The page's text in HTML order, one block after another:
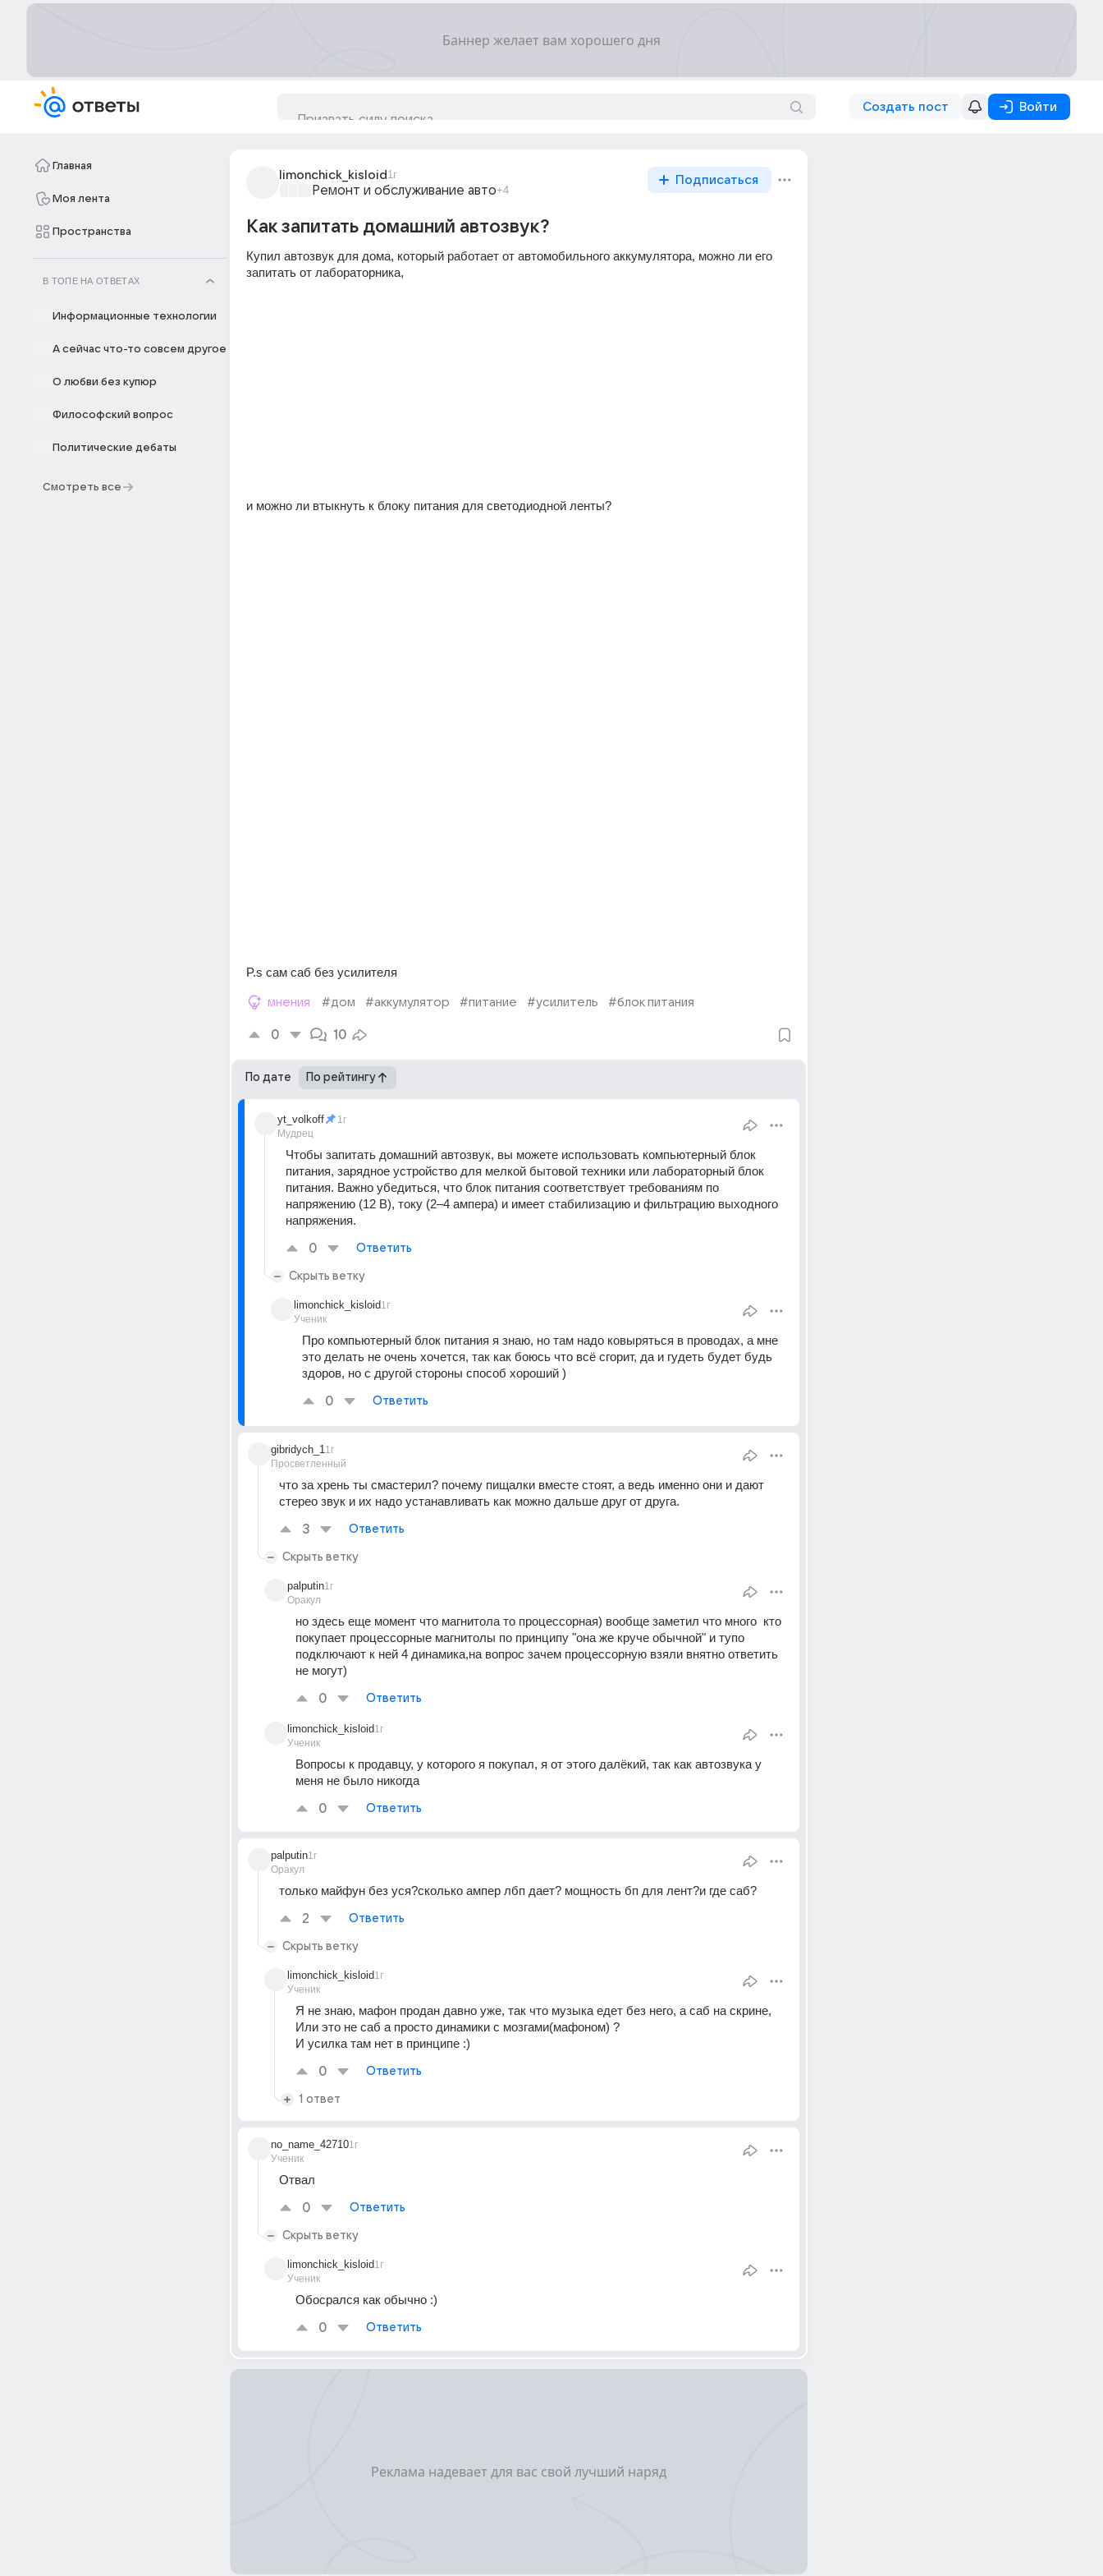
Создать пост Войти
Главная
Моя лента
Пространства
В ТОПЕ НА ОТВЕТАХ
Информационные технологии
А сейчас что-то совсем другое
О любви без купюр
Философский вопрос
Политические дебаты
Смотреть все
limonchick_kisloid 1г
Ремонт и обслуживание авто+4
Подписаться
Как запитать домашний автозвук?
Купил автозвук для дома, который работает от автомобильного аккумулятора, можно ли его
запитать от лабораторника,
и можно ли втыкнуть к блоку питания для светодиодной ленты?
P.s сам саб без усилителя
мнения #дом #аккумулятор #питание #усилитель #блок питания
0 10
По дате По рейтингу
yt_volkoff
Мудрец
1г
Чтобы запитать домашний автозвук, вы можете использовать компьютерный блок
питания, зарядное устройство для мелкой бытовой техники или лабораторный блок
питания. Важно убедиться, что блок питания соответствует требованиям по
напряжению (12 В), току (2–4 ампера) и имеет стабилизацию и фильтрацию выходного
напряжения.
0 Ответить
Скрыть ветку
limonchick_kisloid
Ученик
1г
Про компьютерный блок питания я знаю, но там надо ковыряться в проводах, а мне
это делать не очень хочется, так как боюсь что всё сгорит, да и гудеть будет будь
здоров, но с другой стороны способ хороший )
0 Ответить
gibridych_1
Просветленный
1г
что за хрень ты смастерил? почему пищалки вместе стоят, а ведь именно они и дают
стерео звук и их надо устанавливать как можно дальше друг от друга.
3 Ответить
Скрыть ветку
palputin
Оракул
1г
но здесь еще момент что магнитола то процессорная) вообще заметил что много  кто
покупает процессорные магнитолы по принципу "она же круче обычной" и тупо
подключают к ней 4 динамика,на вопрос зачем процессорную взяли внятно ответить
не могут)
0 Ответить
limonchick_kisloid
Ученик
1г
Вопросы к продавцу, у которого я покупал, я от этого далёкий, так как автозвука у
меня не было никогда
0 Ответить
palputin
Оракул
1г
только майфун без уся?сколько ампер лбп дает? мощность бп для лент?и где саб?
2 Ответить
Скрыть ветку
limonchick_kisloid
Ученик
1г
Я не знаю, мафон продан давно уже, так что музыка едет без него, а саб на скрине,
Или это не саб а просто динамики с мозгами(мафоном) ?
И усилка там нет в принципе :)
0 Ответить
1 ответ
no_name_42710
Ученик
1г
Отвал
0 Ответить
Скрыть ветку
limonchick_kisloid
Ученик
1г
Обосрался как обычно :)
0 Ответить